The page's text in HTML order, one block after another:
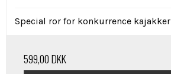
Special ror for konkurrence kajakker
599,00 DKK